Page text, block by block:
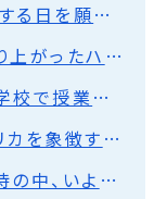
11月2日(日曜日)いつか再会する日を願って(ノックスビル)
10月31日(金曜日)最高に盛り上がったハロウィンパーティー(ノックスビル)
10月30日(木曜日)異国の中学校で授業体験・盛大な歓迎式(ノックスビル)
10月28日(火曜日)現代アメリカを象徴する街を見て(シカゴ)
10月27日(月曜日)緊張と期待の中、いよいよ出発！